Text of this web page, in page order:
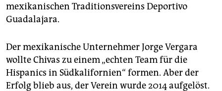
mexikanischen Traditionsvereins Deportivo
Guadalajara.
Der mexikanische Unternehmer Jorge Vergara
wollte Chivas zu einem „echten Team für die
Hispanics in Südkalifornien“ formen. Aber der
Erfolg blieb aus, der Verein wurde 2014 aufgelöst.